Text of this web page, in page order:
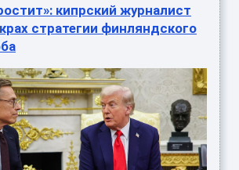
кипрский журналист
стратегии финляндского